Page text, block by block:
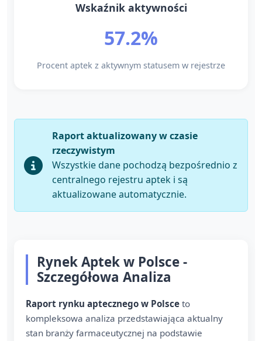
Wskaźnik aktywności
57.2%
Procent aptek z aktywnym statusem w rejestrze
Raport aktualizowany w czasie
rzeczywistym
Wszystkie dane pochodzą bezpośrednio z
centralnego rejestru aptek i są
aktualizowane automatycznie.
Rynek Aptek w Polsce -
Szczegółowa Analiza
Raport rynku aptecznego w Polsce to
kompleksowa analiza przedstawiająca aktualny
stan branży farmaceutycznej na podstawie